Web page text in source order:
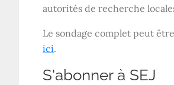
autorités de recherche
Le sondage complet peut
ici.
S'abonner à SEJ